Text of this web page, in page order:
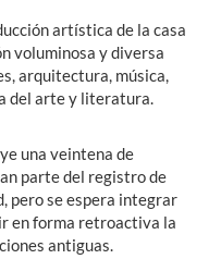
artística de la casa
voluminosa y diversa
arquitectura, música,
del arte y literatura.
una veintena de
parte del registro de
pero se espera integrar
en forma retroactiva la
antiguas.